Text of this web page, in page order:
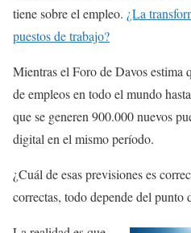
tiene sobre el empleo. ¿La
puestos de trabajo?
Mientras el Foro de Davos estima
de empleos en todo el mundo
que se generen 900.000 nuevos
digital en el mismo período.
¿Cuál de esas previsiones es
correctas, todo depende del punto